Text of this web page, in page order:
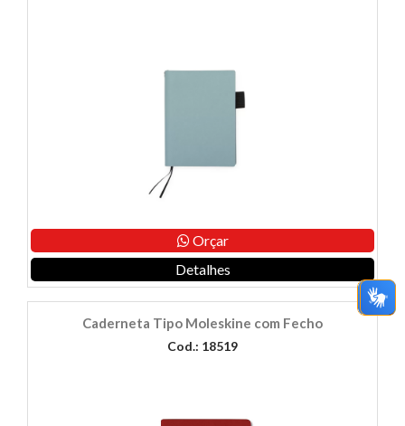
Orçar
Detalhes
Caderneta Tipo Moleskine com Fecho
Cod.: 18519